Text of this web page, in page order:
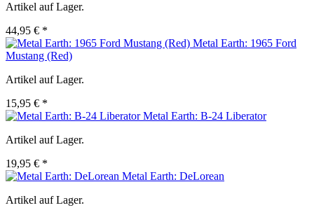
Artikel auf Lager.
44,95 € *
Metal Earth: 1965 Ford
Mustang (Red)
Artikel auf Lager.
15,95 € *
Metal Earth: B-24 Liberator
Artikel auf Lager.
19,95 € *
Metal Earth: DeLorean
Artikel auf Lager.